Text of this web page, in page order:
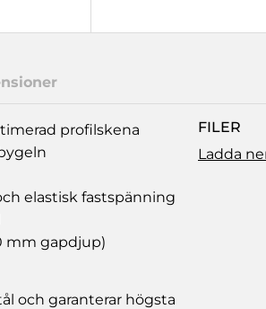
profilskena
elastisk fastspänning
mm gapdjup)
och garanterar högsta
FILER
Ladda